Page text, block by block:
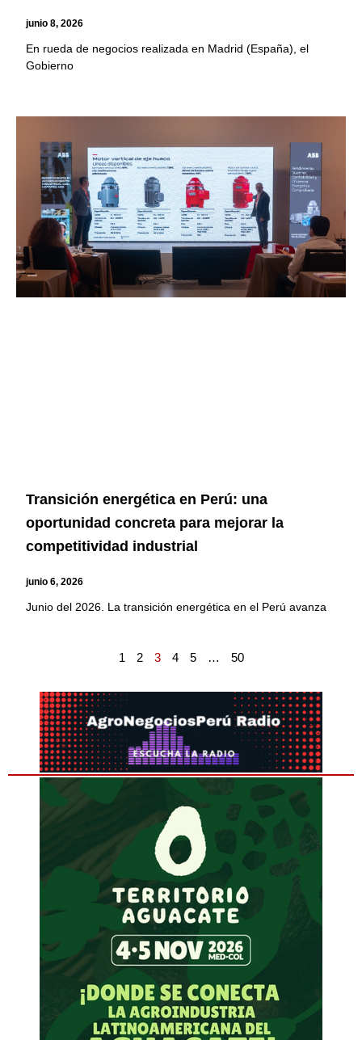
junio 8, 2026
En rueda de negocios realizada en Madrid (España), el
Gobierno
Transición energética en Perú: una
oportunidad concreta para mejorar la
competitividad industrial
junio 6, 2026
Junio del 2026. La transición energética en el Perú avanza
1 2 3 4 5 … 50